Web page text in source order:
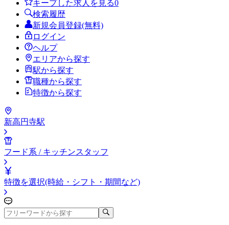
キープした求人を見る0
検索履歴
新規会員登録(無料)
ログイン
ヘルプ
エリアから探す
駅から探す
職種から探す
特徴から探す
新高円寺駅
フード系 / キッチンスタッフ
特徴を選択(時給・シフト・期間など)